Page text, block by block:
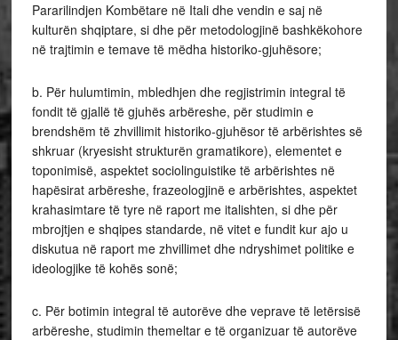
Pararilindjen Kombëtare në Itali dhe vendin e saj në
kulturën shqiptare, si dhe për metodologjinë bashkëkohore
në trajtimin e temave të mëdha historiko-gjuhësore;
b. Për hulumtimin, mbledhjen dhe regjistrimin integral të
fondit të gjallë të gjuhës arbëreshe, për studimin e
brendshëm të zhvillimit historiko-gjuhësor të arbërishtes së
shkruar (kryesisht strukturën gramatikore), elementet e
toponimisë, aspektet sociolinguistike të arbërishtes në
hapësirat arbëreshe, frazeologjinë e arbërishtes, aspektet
krahasimtare të tyre në raport me italishten, si dhe për
mbrojtjen e shqipes standarde, në vitet e fundit kur ajo u
diskutua në raport me zhvillimet dhe ndryshimet politike e
ideologjike të kohës sonë;
c. Për botimin integral të autorëve dhe veprave të letërsisë
arbëreshe, studimin themeltar e të organizuar të autorëve